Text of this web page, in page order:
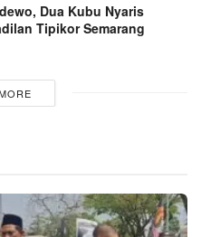
Dua Kubu Nyaris
Tipikor Semarang